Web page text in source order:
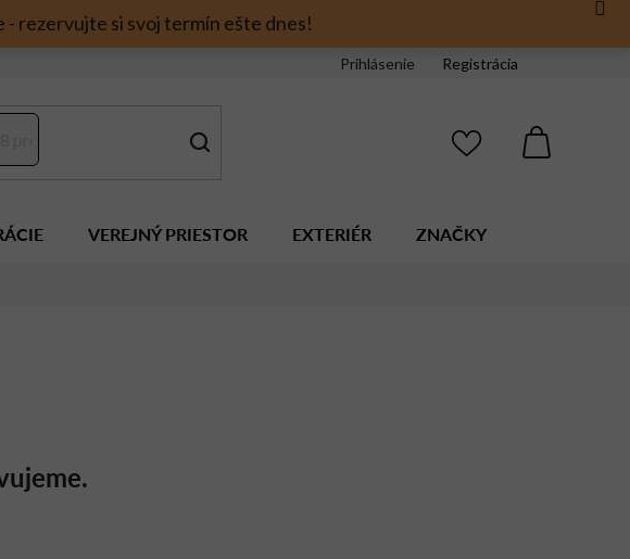
rezervujte si svoj termín ešte dnes!
Prihlásenie Registrácia
VEREJNÝ PRIESTOR EXTERIÉR ZNAČKY